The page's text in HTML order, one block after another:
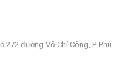
272 đường Võ Chí Công, P. Phú